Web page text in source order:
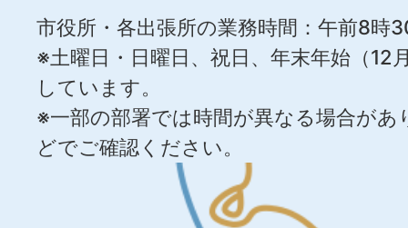
市役所・各出張所の業務時間：午前8時
※土曜日・日曜日、祝日、年末年始（12
しています。
※一部の部署では時間が異なる場合が
どでご確認ください。